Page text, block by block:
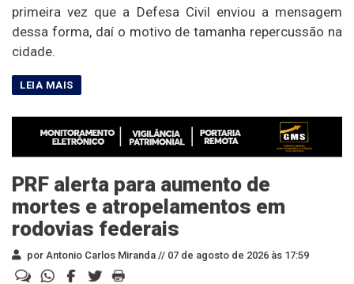
primeira vez que a Defesa Civil enviou a mensagem
dessa forma, daí o motivo de tamanha repercussão na
cidade.
PRF alerta para aumento de
mortes e atropelamentos em
rodovias federais
por Antonio Carlos Miranda // 07 de agosto de 2026 às 17:59